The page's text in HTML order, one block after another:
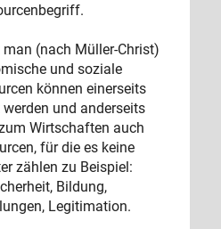
(nach Müller-Christ)
und soziale
können einerseits
und anderseits
Wirtschaften auch
für die es keine
zählen zu Beispiel:
Bildung,
Legitimation.